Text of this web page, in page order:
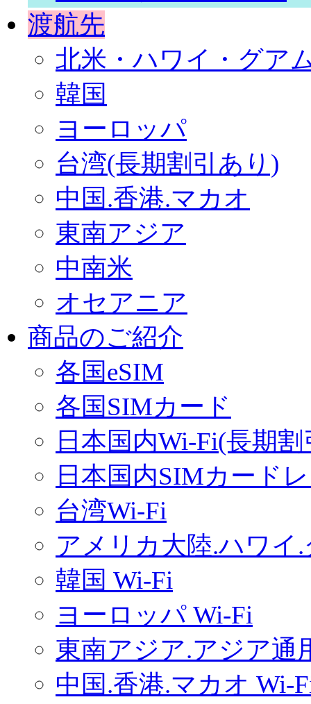
渡航先
北米・ハワイ・グア
韓国
ヨーロッパ
台湾(長期割引あり)
中国.香港.マカオ
東南アジア
中南米
オセアニア
商品のご紹介
各国eSIM
各国SIMカード
日本国内Wi-Fi(長期
日本国内SIMカード
台湾Wi-Fi
アメリカ大陸.ハワイ
韓国 Wi-Fi
ヨーロッパ Wi-Fi
東南アジア.アジア通
中国.香港.マカオ Wi-